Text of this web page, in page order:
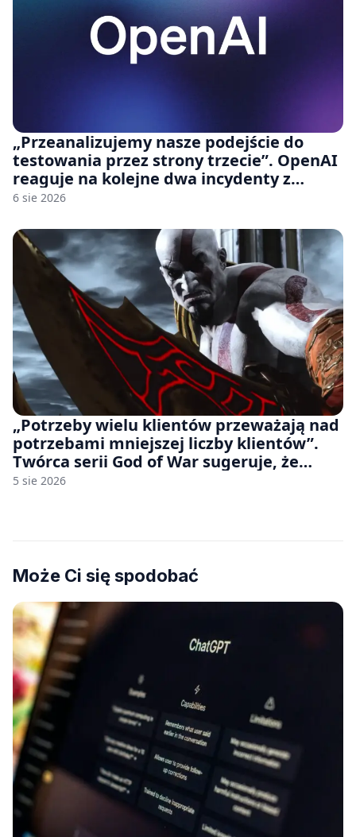
„Przeanalizujemy nasze podejście do
testowania przez strony trzecie”. OpenAI
reaguje na kolejne dwa incydenty z
udziałem autorskich modeli
6 sie 2026
„Potrzeby wielu klientów przeważają nad
potrzebami mniejszej liczby klientów”.
Twórca serii God of War sugeruje, że
rozumie, dlaczego Sony rezygnuje z gier
5 sie 2026
Może Ci się spodobać